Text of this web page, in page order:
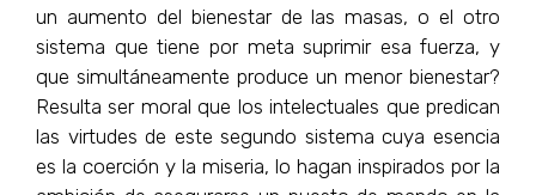
un aumento del bienestar de las masas, o el otro
sistema que tiene por meta suprimir esa fuerza, y
que simultáneamente produce un menor bienestar?
Resulta ser moral que los intelectuales que predican
las virtudes de este segundo sistema cuya esencia
es la coerción y la miseria, lo hagan inspirados por la